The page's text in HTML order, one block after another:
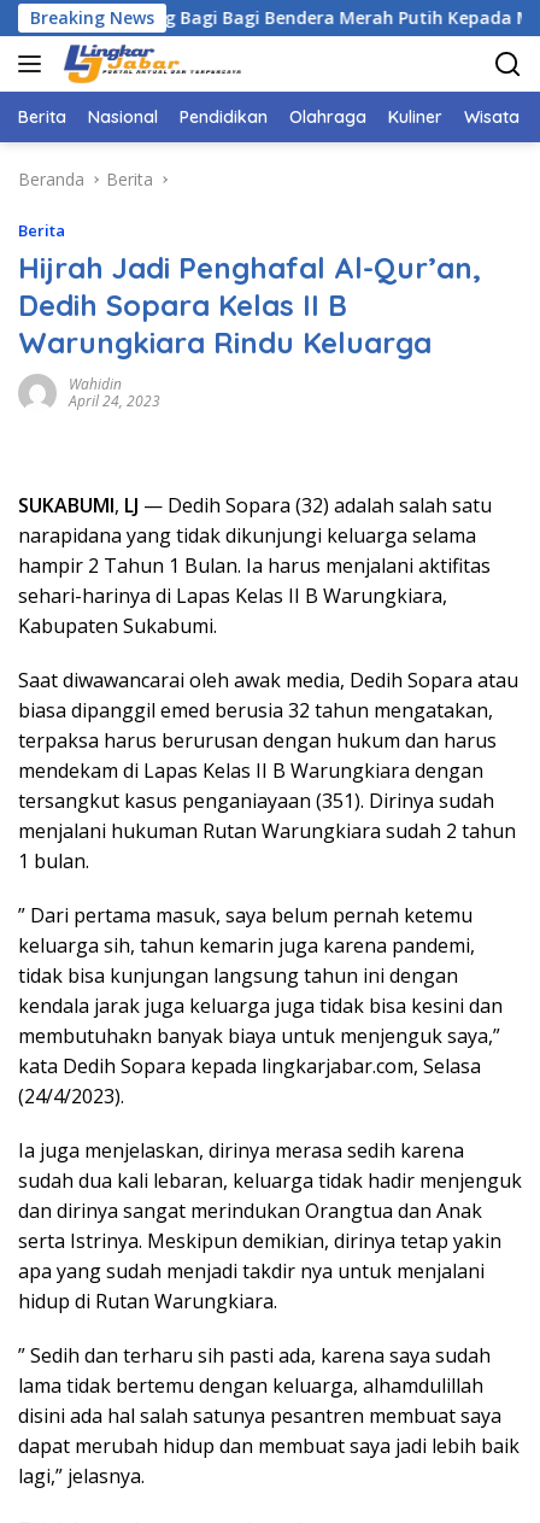
Langsung
ke
konten
Breaking NewsBagi Bagi Bendera Merah Putih Kepada
Berita Nasional Pendidikan Olahraga Kuliner Wisata
Beranda Berita
Berita
Hijrah Jadi Penghafal Al-Qur’an,
Dedih Sopara Kelas II B
Warungkiara Rindu Keluarga
Wahidin
April 24, 2023
SUKABUMI, LJ — Dedih Sopara (32) adalah salah satu
narapidana yang tidak dikunjungi keluarga selama
hampir 2 Tahun 1 Bulan. Ia harus menjalani aktifitas
sehari-harinya di Lapas Kelas II B Warungkiara,
Kabupaten Sukabumi.
Saat diwawancarai oleh awak media, Dedih Sopara atau
biasa dipanggil emed berusia 32 tahun mengatakan,
terpaksa harus berurusan dengan hukum dan harus
mendekam di Lapas Kelas II B Warungkiara dengan
tersangkut kasus penganiayaan (351). Dirinya sudah
menjalani hukuman Rutan Warungkiara sudah 2 tahun
1 bulan.
” Dari pertama masuk, saya belum pernah ketemu
keluarga sih, tahun kemarin juga karena pandemi,
tidak bisa kunjungan langsung tahun ini dengan
kendala jarak juga keluarga juga tidak bisa kesini dan
membutuhakn banyak biaya untuk menjenguk saya,”
kata Dedih Sopara kepada lingkarjabar.com, Selasa
(24/4/2023).
Ia juga menjelaskan, dirinya merasa sedih karena
sudah dua kali lebaran, keluarga tidak hadir menjenguk
dan dirinya sangat merindukan Orangtua dan Anak
serta Istrinya. Meskipun demikian, dirinya tetap yakin
apa yang sudah menjadi takdir nya untuk menjalani
hidup di Rutan Warungkiara.
” Sedih dan terharu sih pasti ada, karena saya sudah
lama tidak bertemu dengan keluarga, alhamdulillah
disini ada hal salah satunya pesantren membuat saya
dapat merubah hidup dan membuat saya jadi lebih baik
lagi,” jelasnya.